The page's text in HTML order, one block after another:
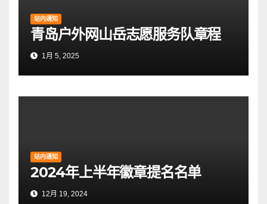
站内通知
青岛户外网山岳志愿服务队章程
1月 5, 2025
站内通知
2024年上半年徽章提名名单
12月 19, 2024